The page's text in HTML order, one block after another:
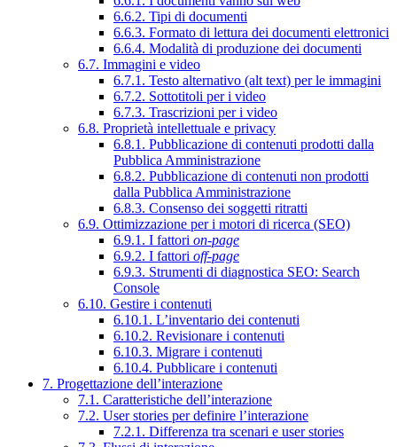
6.6.2. Tipi di documenti
6.6.3. Formato di lettura dei documenti elettronici
6.6.4. Modalità di produzione dei documenti
6.7. Immagini e video
6.7.1. Testo alternativo (alt text) per le immagini
6.7.2. Sottotitoli per i video
6.7.3. Trascrizioni per i video
6.8. Proprietà intellettuale e privacy
6.8.1. Pubblicazione di contenuti prodotti dalla
Pubblica Amministrazione
6.8.2. Pubblicazione di contenuti non prodotti
dalla Pubblica Amministrazione
6.8.3. Consenso dei soggetti ritratti
6.9. Ottimizzazione per i motori di ricerca (SEO)
6.9.1. I fattori on-page
6.9.2. I fattori off-page
6.9.3. Strumenti di diagnostica SEO: Search
Console
6.10. Gestire i contenuti
6.10.1. L’inventario dei contenuti
6.10.2. Revisionare i contenuti
6.10.3. Migrare i contenuti
6.10.4. Pubblicare i contenuti
7. Progettazione dell’interazione
7.1. Caratteristiche dell’interazione
7.2. User stories per definire l’interazione
7.2.1. Differenza tra scenari e user stories